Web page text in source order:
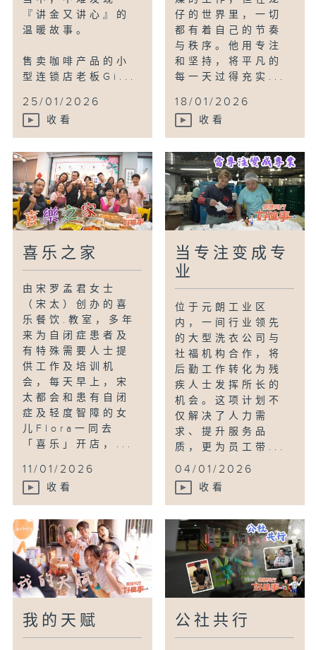
『讲金又讲心』的
温暖故事。
售卖咖啡产品的小
型连锁店老板Gi...
25/01/2026
收看
仔的世界里，一切
都有着自己的节奏
与秩序。他用专注
和坚持，将平凡的
每一天过得充实...
18/01/2026
收看
喜乐之家
由宋罗孟君女士
（宋太）创办的喜
乐餐饮.教室，多年
来为自闭症患者及
有特殊需要人士提
供工作及培训机
会，每天早上，宋
太都会和患有自闭
症及轻度智障的女
儿Flora一同去
「喜乐」开店，...
11/01/2026
收看
当专注变成专
业
位于元朗工业区
内，一间行业领先
的大型洗衣公司与
社福机构合作，将
后勤工作转化为残
疾人士发挥所长的
机会。这项计划不
仅解决了人力需
求、提升服务品
质，更为员工带...
04/01/2026
收看
我的天赋 公社共行